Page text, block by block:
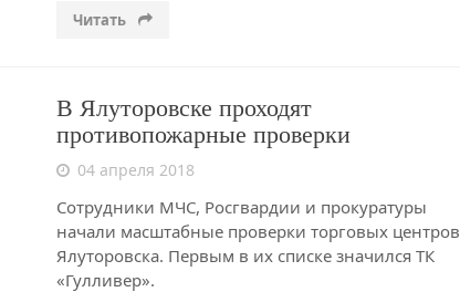
Читать
В Ялуторовске проходят
противопожарные проверки
04 апреля 2018
Сотрудники МЧС, Росгвардии и прокуратуры
начали масштабные проверки торговых центров
Ялуторовска. Первым в их списке значился ТК
«Гулливер».